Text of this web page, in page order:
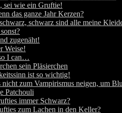
sei wie ein Gruftie!
das ganze Jahr Kerzen?
schwarz sind alle meine
zugenäht!
Weise!
I can…
sein Pläsierchen
ist so wichtig!
nicht zum Vampirismus neigen, um
Patchouli
immer Schwarz?
zum Lachen in den Keller?